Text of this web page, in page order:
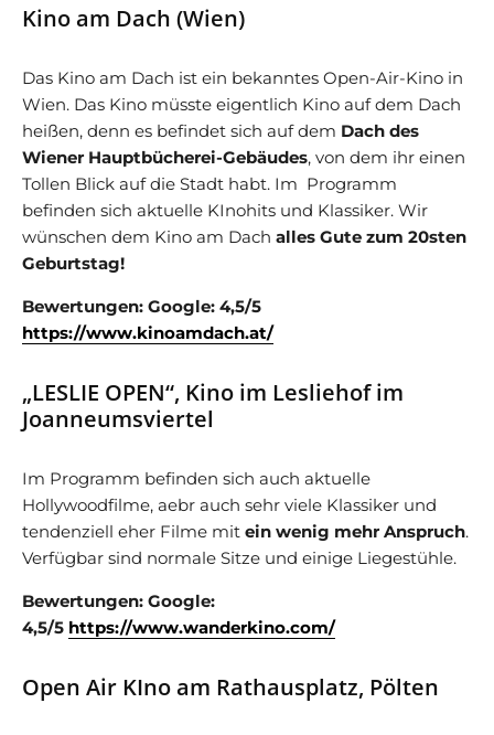
Kino am Dach (Wien)
Das Kino am Dach ist ein bekanntes Open-Air-Kino in
Wien. Das Kino müsste eigentlich Kino auf dem Dach
heißen, denn es befindet sich auf dem Dach des
Wiener Hauptbücherei-Gebäudes, von dem ihr einen
Tollen Blick auf die Stadt habt. Im Programm
befinden sich aktuelle KInohits und Klassiker. Wir
wünschen dem Kino am Dach alles Gute zum 20sten
Geburtstag!
Bewertungen: Google: 4,5/5
https://www.kinoamdach.at/
„LESLIE OPEN“, Kino im Lesliehof im
Joanneumsviertel
Im Programm befinden sich auch aktuelle
Hollywoodfilme, aebr auch sehr viele Klassiker und
tendenziell eher Filme mit ein wenig mehr Anspruch.
Verfügbar sind normale Sitze und einige Liegestühle.
Bewertungen: Google:
4,5/5 https://www.wanderkino.com/
Open Air KIno am Rathausplatz, Pölten